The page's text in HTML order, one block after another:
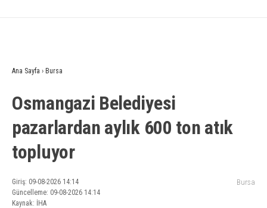
Ana Sayfa › Bursa
Osmangazi Belediyesi
pazarlardan aylık 600 ton atık
topluyor
Giriş: 09-08-2026 14:14
Güncelleme: 09-08-2026 14:14
Kaynak: İHA
Bursa